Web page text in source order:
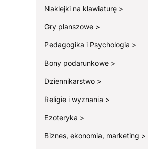
Naklejki na klawiaturę
Gry planszowe
Pedagogika i Psychologia
Bony podarunkowe
Dziennikarstwo
Religie i wyznania
Ezoteryka
Biznes, ekonomia, marketing